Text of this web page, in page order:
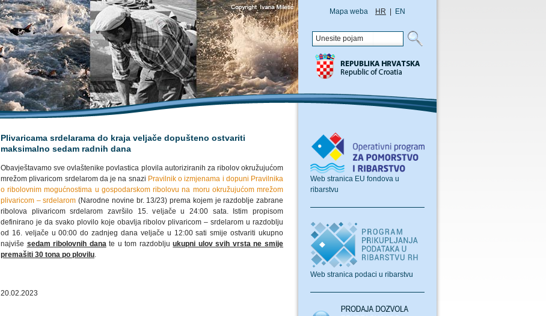
Mapa weba HR EN
Plivaricama srdelarama do kraja veljače dopušteno ostvariti
maksimalno sedam radnih dana
Obavještavamo sve ovlaštenike povlastica plovila autoriziranih za ribolov okružujućom
mrežom plivaricom srdelarom da je na snazi Pravilnik o izmjenama i dopuni Pravilnika
o ribolovnim mogućnostima u gospodarskom ribolovu na moru okružujućom mrežom
plivaricom – srdelarom (Narodne novine br. 13/23) prema kojem je razdoblje zabrane
ribolova plivaricom srdelarom završilo 15. veljače u 24:00 sata. Istim propisom
definirano je da svako plovilo koje obavlja ribolov plivaricom – srdelarom u razdoblju
od 16. veljače u 00:00 do zadnjeg dana veljače u 12:00 sati smije ostvariti ukupno
najviše sedam ribolovnih danate u tom razdobljuukupni ulov svih vrsta ne smije
premašiti 30 tona po plovilu.
20.02.2023
Web stranica EU fondova u
ribarstvu
Web stranica podaci u ribarstvu